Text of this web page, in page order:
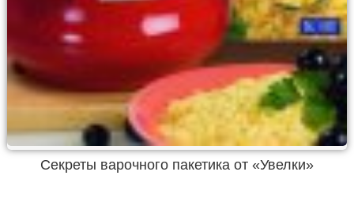
Секреты варочного пакетика от «Увелки»